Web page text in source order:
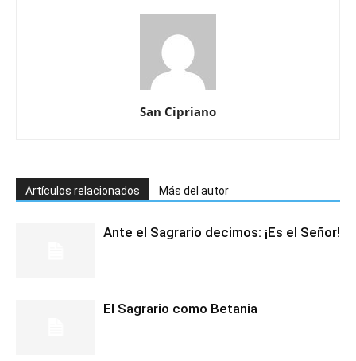
San Cipriano
Artículos relacionados Más del autor
Ante el Sagrario decimos: ¡Es el Señor!
El Sagrario como Betania